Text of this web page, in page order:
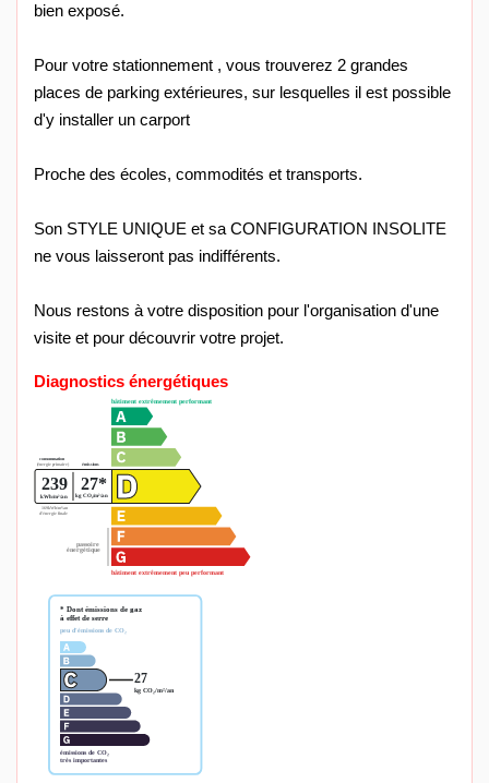
bien exposé.
Pour votre stationnement , vous trouverez 2 grandes
places de parking extérieures, sur lesquelles il est possible
d'y installer un carport
Proche des écoles, commodités et transports.
Son STYLE UNIQUE et sa CONFIGURATION INSOLITE
ne vous laisseront pas indifférents.
Nous restons à votre disposition pour l'organisation d'une
visite et pour découvrir votre projet.
Diagnostics énergétiques